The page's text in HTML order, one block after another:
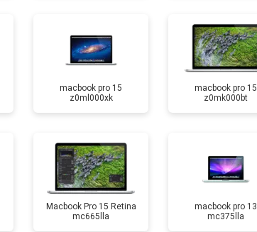
macbook pro 15
z0ml000xk
macbook pro 15
z0mk000bt
Macbook Pro 15 Retina
mc665lla
macbook pro 13
mc375lla